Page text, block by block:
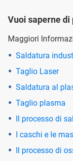
Vuoi saperne di
Maggiori
Saldatura
Taglio Laser
Saldatura al
Taglio plasma
Il processo di
I caschi e le
Il processo di